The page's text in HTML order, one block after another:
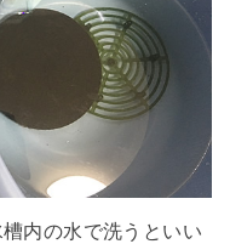
内の水で洗うといい